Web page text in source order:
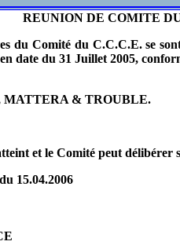
REUNION DE COMITE DU
du Comité du C.C.C.E. se
date du 31 Juillet 2005,
MATTERA & TROUBLE.
et le Comité peut
15.04.2006